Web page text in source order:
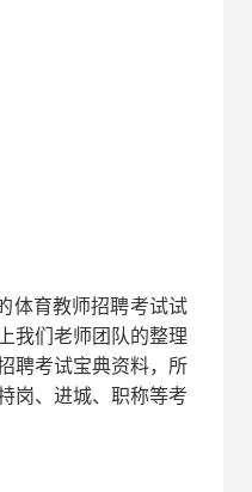
体育教师招聘考试试
我们 老师 团队的整理
聘考试宝典资料，所
岗、进城、职称等考